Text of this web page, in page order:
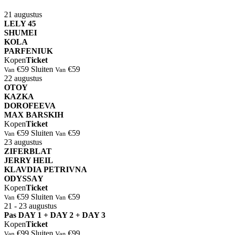
21 augustus
⁠⁠LELY 45
⁠SHUMEI
⁠KOLA
⁠⁠PARFENIUK
KopenTicket
Van €59 Sluiten Van €59
22 augustus
OTOY
KAZKA
DOROFEEVA
MAX BARSKIH
KopenTicket
Van €59 Sluiten Van €59
23 augustus
⁠ZIFERBLAT
⁠JERRY HEIL
⁠⁠KLAVDIA PETRIVNA
⁠ODYSSАY
KopenTicket
Van €59 Sluiten Van €59
21 - 23 augustus
⁠Pas DAY 1 + DAY 2 + DAY 3
KopenTicket
€99 Sluiten
€99